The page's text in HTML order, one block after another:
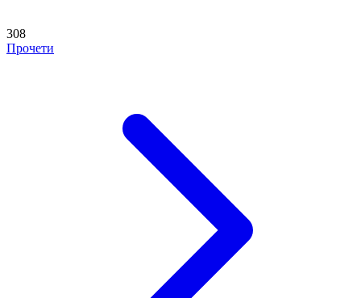
308
Прочети